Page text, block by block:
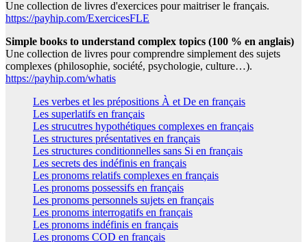
Une collection de livres d'exercices pour maitriser le français.
https://payhip.com/ExercicesFLE
Simple books to understand complex topics (100 % en anglais)
Une collection de livres pour comprendre simplement des sujets
complexes (philosophie, société, psychologie, culture…).
https://payhip.com/whatis
Les verbes et les prépositions À et De en français
Les superlatifs en français
Les strucutres hypothétiques complexes en français
Les structures présentatives en français
Les structures conditionnelles sans Si en français
Les secrets des indéfinis en français
Les pronoms relatifs complexes en français
Les pronoms possessifs en français
Les pronoms personnels sujets en français
Les pronoms interrogatifs en français
Les pronoms indéfinis en français
Les pronoms COD en français